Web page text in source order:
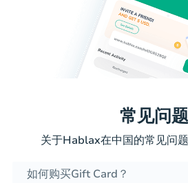
常见问题
关于Hablax在中国的常见问
如何购买Gift Card？